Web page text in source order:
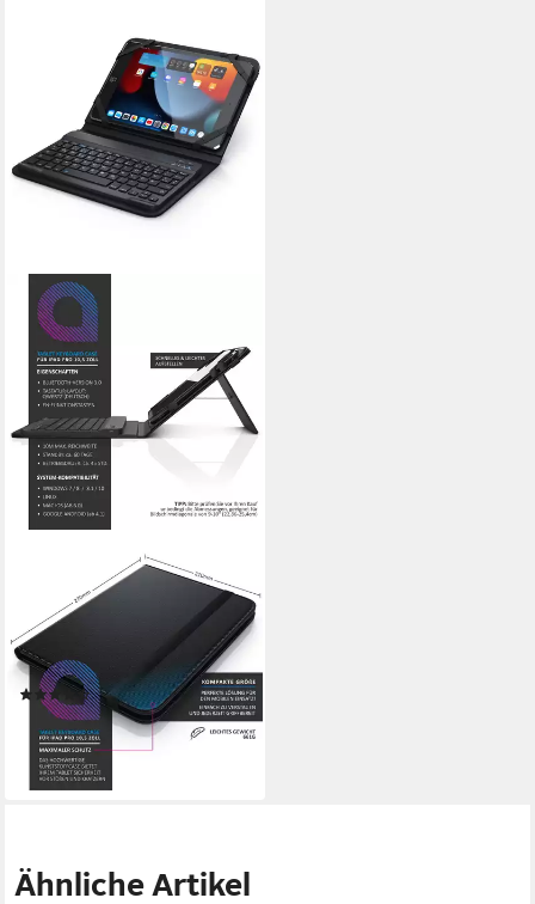
Tablet-Tastatur (Bluetooth-
Keyboard, 9-10" Tablets
Kunstledercase für den
Transport)
(261)
24,95 € UVP39,99 €
-38%
lieferbar - in 2-3 Werktagen bei dir
Ähnliche Artikel